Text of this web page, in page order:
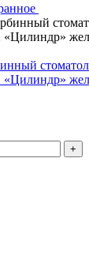
«Цилиндр»
+